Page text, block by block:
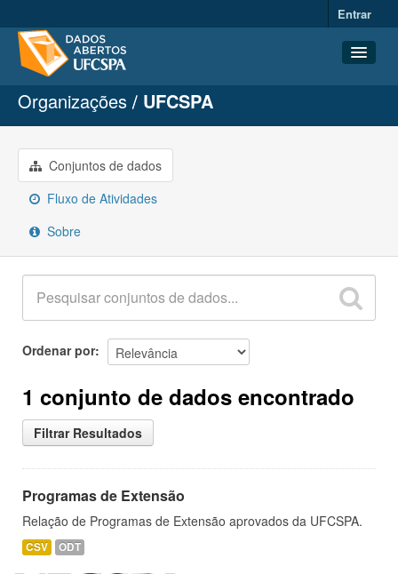
Entrar
Conjuntos de dados
Organizações
Grupos
Sobre
Organizações UFCSPA
Conjuntos de dados
Fluxo de Atividades
Sobre
Ordenar por
1 conjunto de dados encontrado
Filtrar Resultados
Programas de Extensão
Relação de Programas de Extensão aprovados da UFCSPA.
CSV ODT